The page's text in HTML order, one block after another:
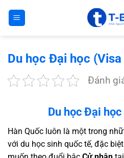
qua
Du học Đại học (Visa
Đánh
Du học Đại học
Hàn Quốc luôn là một trong
với du học sinh quốc tế, đặc